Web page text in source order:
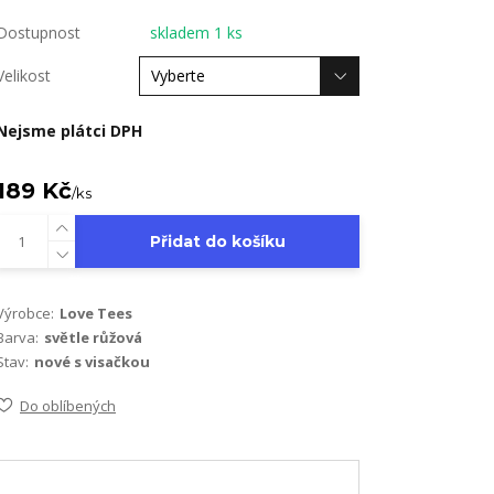
skladem 1 ks
plátci DPH
Kč/ks
Přidat do košíku
Love Tees
světle růžová
nové s visačkou
Do oblíbených